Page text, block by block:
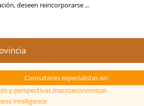
deseen reincorporarse ...
Consultores especialistas en:
y perspectivas macroeconómicas
Intelligence